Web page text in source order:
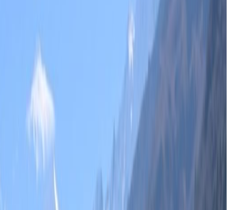
आउँदा सीसीएमसीसी
छिट्टै हट्दै !